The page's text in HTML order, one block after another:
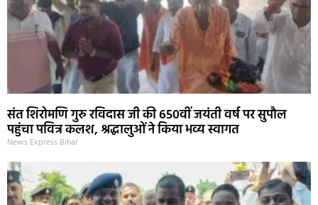
संत शिरोमणि गुरु रविदास जी की 650वीं जयंती वर्ष पर सुपौल
पहुंचा पवित्र कलश, श्रद्धालुओं ने किया भव्य स्वागत
News Express Bihar